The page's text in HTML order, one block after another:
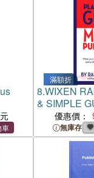
滿額折
8.WIXEN
& SIMPLE
優惠價：
無庫存